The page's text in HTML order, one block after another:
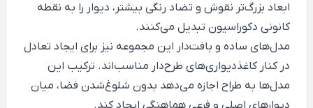
ابعاد بزرگ‌تر نقوش و تضاد رنگی بیشتر، دیوار را به نقطه
کانونی دکوراسیون تبدیل می‌کنند.
مدل‌های ساده و بافت‌دار این مجموعه نیز برای ایجاد تعادل
در کنار کاغذدیواری‌های طرح‌دار مناسب‌اند. ترکیب این
مدل‌ها به طراح اجازه می‌دهد بدون شلوغ‌شدن فضا، میان